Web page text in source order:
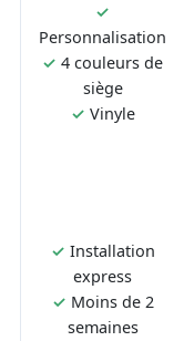
✓
Personnalisation
✓ 4 couleurs de
siège
✓ Vinyle
✓ Installation
express
✓ Moins de 2
semaines